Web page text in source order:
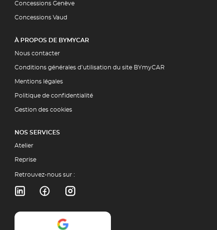
Concessions Genève
Concessions Vaud
À PROPOS DE BYMYCAR
Nous contacter
Conditions générales d’utilisation du site BYmyCAR
Mentions légales
Politique de confidentialité
Gestion des cookies
NOS SERVICES
Atelier
Reprise
Retrouvez-nous sur :